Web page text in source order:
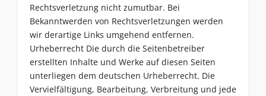
Rechtsverletzung nicht zumutbar. Bei
Bekanntwerden von Rechtsverletzungen werden
wir derartige Links umgehend entfernen.
Urheberrecht Die durch die Seitenbetreiber
erstellten Inhalte und Werke auf diesen Seiten
unterliegen dem deutschen Urheberrecht. Die
Vervielfältigung, Bearbeitung, Verbreitung und jede